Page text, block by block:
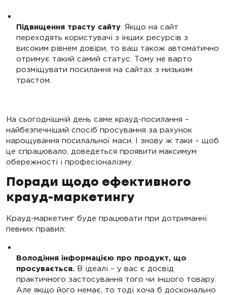
Підвищення трасту сайту . Якщо на сайт
переходять користувачі з інших ресурсів з
високим рівнем довіри, то ваш також автоматично
отримує такий самий статус. Тому не варто
розміщувати посилання на сайтах з низьким
трастом.
На сьогоднішній день саме крауд-посилання –
найбезпечніший спосіб просування за рахунок
нарощування посилальної маси. І знову ж таки – щоб
це спрацювало, доведеться проявити максимум
обережності і професіоналізму.
Поради щодо ефективного
крауд-маркетингу
Крауд-маркетинг буде працювати при дотриманні
певних правил:
Володіння інформацією про продукт, що
просувається. В ідеалі – у вас є досвід
практичного застосування того чи іншого товару.
Але якщо його немає, то тоді хоча б досконально